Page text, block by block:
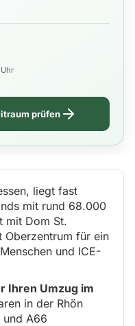
prüfen
liegt fast
mit rund 68.000
mit Dom St.
Oberzentrum für ein
und ICE-
Ihren Umzug im
in der Rhön
und A66